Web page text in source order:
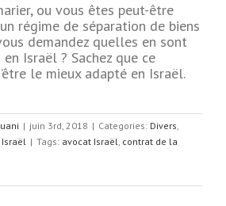
ou vous êtes peut-être
régime de séparation de biens
demandez quelles en sont
Israël ? Sachez que ce
le mieux adapté en Israël.
| juin 3rd, 2018 | Categories: Divers,
Israël | Tags: avocat Israël, contrat de la